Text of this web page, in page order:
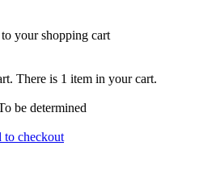
your shopping cart
There is 1 item in your cart.
be determined
to checkout